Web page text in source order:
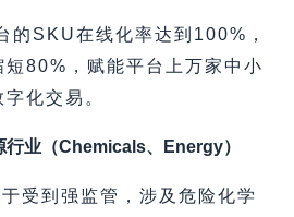
的SKU在线化率达到100%，
短80%，赋能平台上万家中小
化交易。
行业（Chemicals、Energy）
受到强监管，涉及危险化学